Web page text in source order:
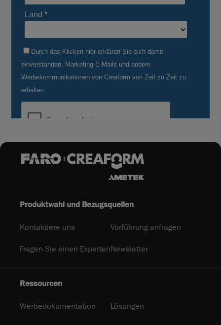
Produktwahl und Bezugsquellen
Kontaktiere uns Vorführung anfragen
Fragen Sie einen ExpertenNewsletter
Ressourcen
Werbedokumentation Lösungen